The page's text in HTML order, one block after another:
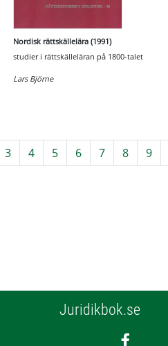
Nordisk rättskällelära (1991)
studier i rättskälleläran på 1800-talet
Lars Björne
3 4 5 6 7 8 9
Juridikbok.se